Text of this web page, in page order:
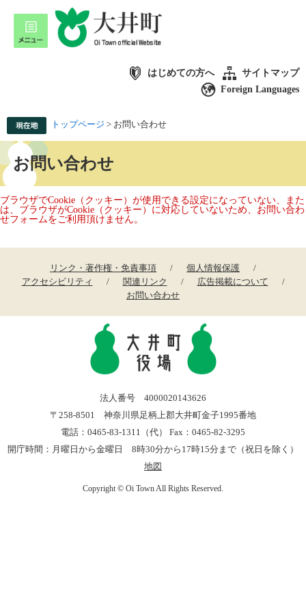
はじめての方へ
サイトマップ
Foreign Languages
トップページ > お問い合わせ
お問い合わせ
ブラウザでCookie（クッキー）が使用できる設定になっていない、また
は、ブラウザがCookie（クッキー）に対応していないため、お問い合わ
せフォームをご利用頂けません。
リンク・著作権・免責事項
個人情報保護
アクセシビリティ
関連リンク
広告掲載について
お問い合わせ
法人番号 4000020143626
〒258-8501 神奈川県足柄上郡大井町金子1995番地
電話：0465-83-1311（代） Fax：0465-82-3295
開庁時間：月曜日から金曜日 8時30分から17時15分まで（祝日を除く）
地図
Copyright © Oi Town All Rights Reserved.